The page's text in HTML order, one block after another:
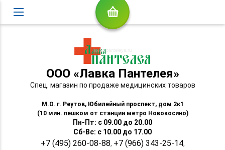
ООО «Лавка Пантелея»
Спец. магазин по продаже медицинских товаров
М.О. г. Реутов, Юбилейный проспект, дом 2к1
(10 мин. пешком от станции метро Новокосино)
Пн-Пт: с 09.00 до 20.00
Сб-Вс: с 10.00 до 17.00
+7 (495) 260-08-88, +7 (966) 343-25-14,